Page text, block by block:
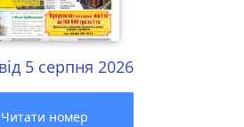
5 серпня 2026
Читати номер